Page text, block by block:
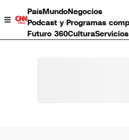
PaísMundoNegocios
Podcast y Programas
Futuro 360CulturaServicios